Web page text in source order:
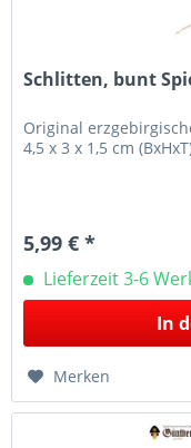
Schlitten, bunt
Original
4,5 x 3 x 1,5 cm
5,99 € *
Lieferzeit 3-6
In
Merken